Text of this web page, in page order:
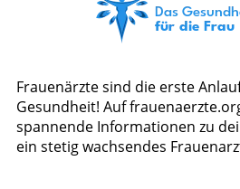
Frauenärzte sind die erste
Gesundheit! Auf
spannende Informationen zu
ein stetig wachsendes